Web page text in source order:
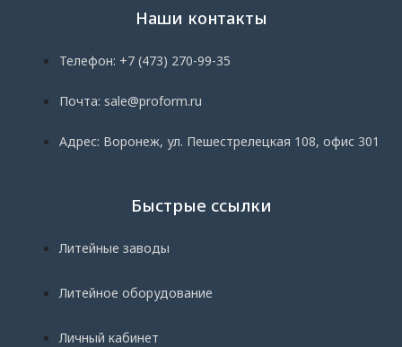
Наши контакты
Телефон: +7 (473) 270-99-35
Почта: sale@proform.ru
Адрес: Воронеж, ул. Пешестрелецкая 108, офис 301
Быстрые ссылки
Литейные заводы
Литейное оборудование
Личный кабинет